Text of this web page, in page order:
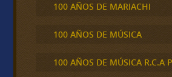
100 AÑOS DE MARIACHI
100 AÑOS DE MÚSICA
100 AÑOS DE MÚSICA R.C.A